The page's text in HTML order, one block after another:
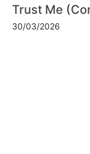
Trust Me
30/03/2026